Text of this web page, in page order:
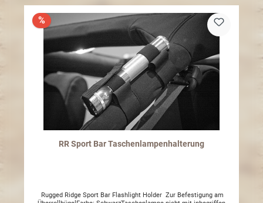
%
RR Sport Bar Taschenlampenhalterung
Rugged Ridge Sport Bar Flashlight Holder Zur Befestigung am